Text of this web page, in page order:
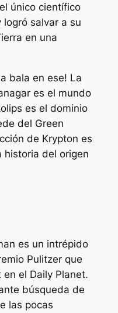
único científico
salvar a su
en una
bala en ese! La
es el mundo
es el dominio
del Green
de Krypton es
del origen
es un intrépido
Pulitzer que
el Daily Planet.
búsqueda de
las pocas